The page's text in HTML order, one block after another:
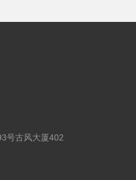
号古风大厦402